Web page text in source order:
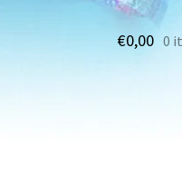
€0,00 0